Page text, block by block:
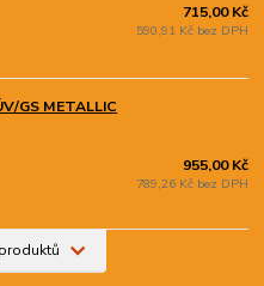
715,00 Kč
590,91 Kč bez DPH
GS METALLIC
955,00 Kč
789,26 Kč bez DPH